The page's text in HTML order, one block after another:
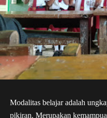
Modalitas belajar adalah
pikiran. Merupakan